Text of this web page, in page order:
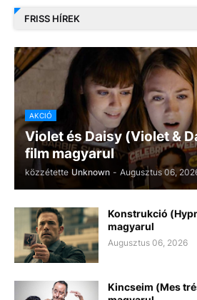
FRISS HÍREK
AKCIÓ
Violet és Daisy (Violet &
film magyarul
közzétette Unknown - Augusztus 06,
Konstrukció
magyarul
Augusztus 06, 2026
Kincseim (Mes